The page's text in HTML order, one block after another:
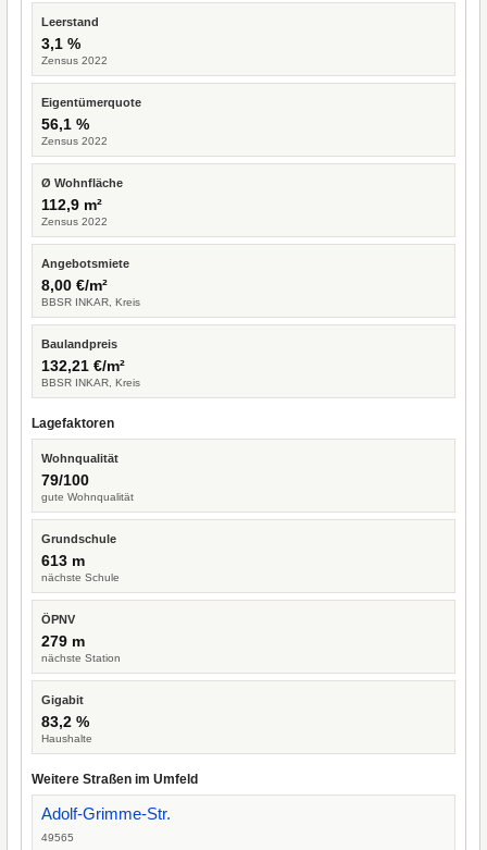
Leerstand
3,1 %
Zensus 2022
Eigentümerquote
56,1 %
Zensus 2022
Ø Wohnfläche
112,9 m²
Zensus 2022
Angebotsmiete
8,00 €/m²
BBSR INKAR, Kreis
Baulandpreis
132,21 €/m²
BBSR INKAR, Kreis
Lagefaktoren
Wohnqualität
79/100
gute Wohnqualität
Grundschule
613 m
nächste Schule
ÖPNV
279 m
nächste Station
Gigabit
83,2 %
Haushalte
Weitere Straßen im Umfeld
Adolf-Grimme-Str.
49565